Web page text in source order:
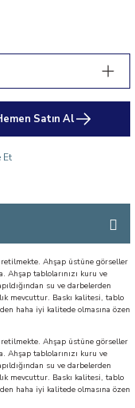
Satın Al
Et
Ahşap üstüne görseller
Ahşap tablolarınızı kuru ve
su ve darbelerden
mevcuttur. Baskı kalitesi, tablo
haha iyi kalitede olmasına özen
Ahşap üstüne görseller
Ahşap tablolarınızı kuru ve
su ve darbelerden
mevcuttur. Baskı kalitesi, tablo
haha iyi kalitede olmasına özen